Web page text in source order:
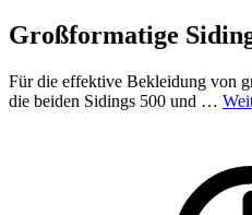
Großformatige
Für die effektive Bekleidung von
die beiden Sidings 500 und …